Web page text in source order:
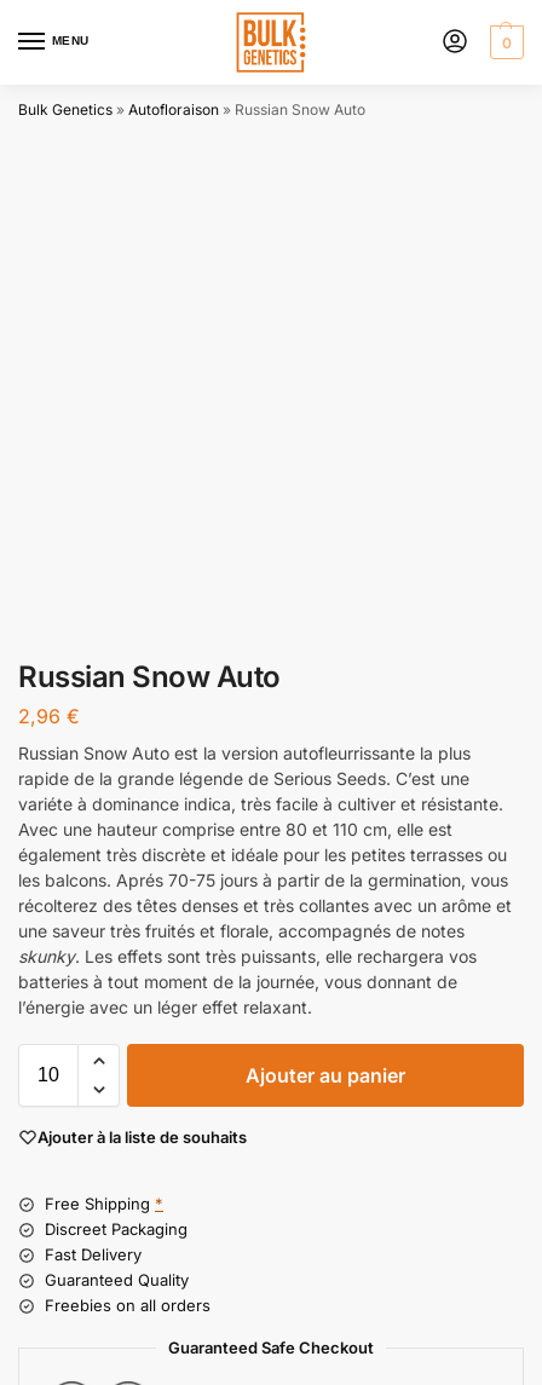
MENU 0
Bulk Genetics » Autofloraison » Russian Snow Auto
Russian Snow Auto
2,96 €
Russian Snow Auto est la version autofleurrissante la plus
rapide de la grande légende de Serious Seeds. C’est une
variéte à dominance indica, très facile à cultiver et résistante.
Avec une hauteur comprise entre 80 et 110 cm, elle est
également très discrète et idéale pour les petites terrasses ou
les balcons. Aprés 70-75 jours à partir de la germination, vous
récolterez des têtes denses et très collantes avec un arôme et
une saveur très fruités et florale, accompagnés de notes
skunky. Les effets sont très puissants, elle rechargera vos
batteries à tout moment de la journée, vous donnant de
l’énergie avec un léger effet relaxant.
Ajouter au panier
Ajouter à la liste de souhaits
Free Shipping *
Discreet Packaging
Fast Delivery
Guaranteed Quality
Freebies on all orders
Guaranteed Safe Checkout